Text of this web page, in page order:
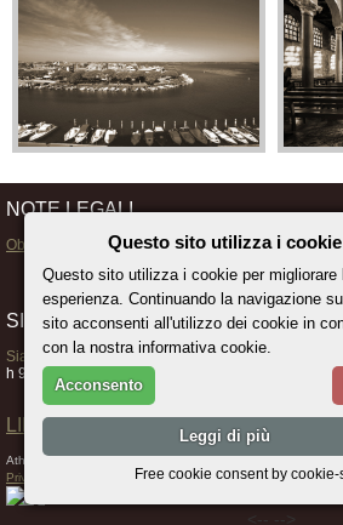
NOTE LEGALI
Obblighi di trasparenza
SIAMO SEMPRE APERTI
Siamo aperti tutti i giorni, compresa la domenica
h 9.30 - 12.30 , 15.30 - 18.30
LINK UTILI GRADO »
Athena Immobiliare Grado | P.IVA 00442010310 | © 2019
Privacy
Banca delle Case
<-- -->
Questo sito utilizza i cookie
Questo sito utilizza i cookie per migliorare
esperienza. Continuando la navigazione
sito acconsenti all'utilizzo dei cookie in
con la nostra informativa cookie.
Acconsento
Leggi di più
Free cookie consent by cookie-